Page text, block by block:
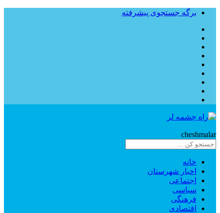
برگه جستجوی پیشرفته
cheshmalar
خانه
اخبار شهرستان
اجتماعی
سیاسی
فرهنگی
اقتصادی